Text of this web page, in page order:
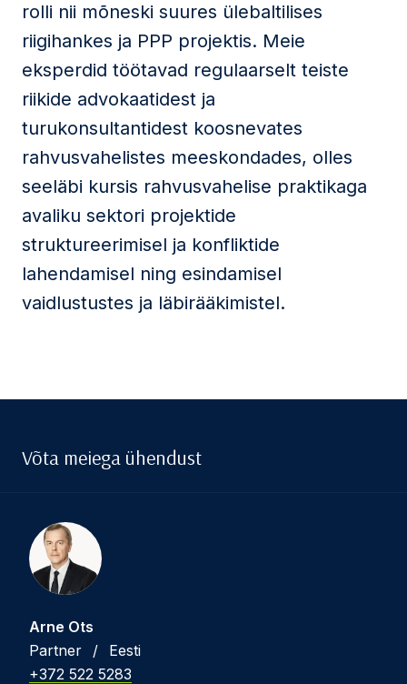
rolli nii mõneski suures ülebaltilises
riigihankes ja PPP projektis. Meie
eksperdid töötavad regulaarselt teiste
riikide advokaatidest ja
turukonsultantidest koosnevates
rahvusvahelistes meeskondades, olles
seeläbi kursis rahvusvahelise praktikaga
avaliku sektori projektide
struktureerimisel ja konfliktide
lahendamisel ning esindamisel
vaidlustustes ja läbirääkimistel.
Võta meiega ühendust
Arne Ots
Partner
/
Eesti
+372 522 5283